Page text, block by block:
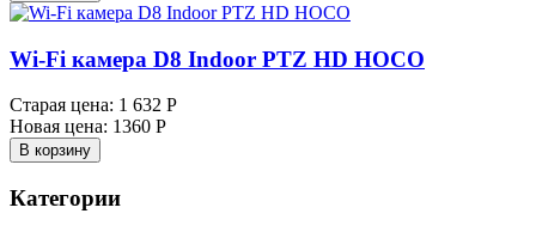
Wi-Fi камера D8 Indoor PTZ HD HOCO
Старая цена: 1 632 Р
Новая цена: 1360 Р
В корзину
Категории